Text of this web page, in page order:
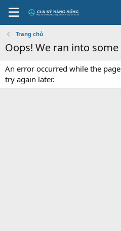
Trang chủ
Oops! We ran into
An error occurred while the
try again later.